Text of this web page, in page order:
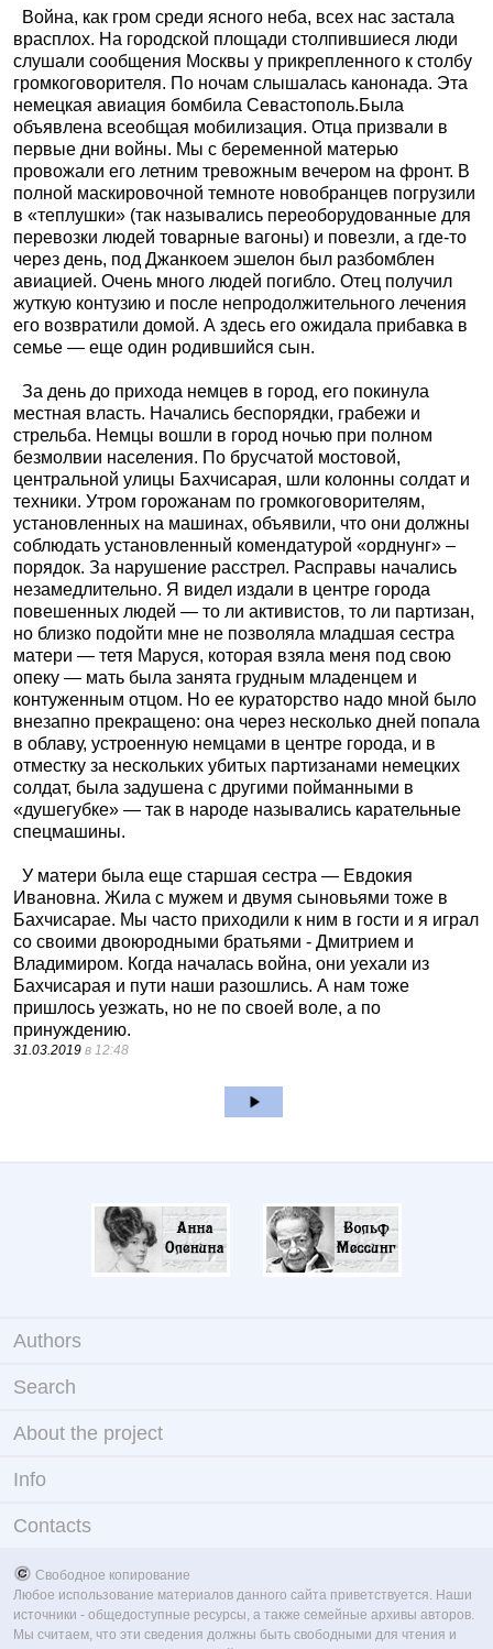
Война, как гром среди ясного неба, всех нас застала
врасплох. На городской площади столпившиеся люди
слушали сообщения Москвы у прикрепленного к столбу
громкоговорителя. По ночам слышалась канонада. Эта
немецкая авиация бомбила Севастополь.Была
объявлена всеобщая мобилизация. Отца призвали в
первые дни войны. Мы с беременной матерью
провожали его летним тревожным вечером на фронт. В
полной маскировочной темноте новобранцев погрузили
в «теплушки» (так назывались переоборудованные для
перевозки людей товарные вагоны) и повезли, а где-то
через день, под Джанкоем эшелон был разбомблен
авиацией. Очень много людей погибло. Отец получил
жуткую контузию и после непродолжительного лечения
его возвратили домой. А здесь его ожидала прибавка в
семье — еще один родившийся сын.
За день до прихода немцев в город, его покинула
местная власть. Начались беспорядки, грабежи и
стрельба. Немцы вошли в город ночью при полном
безмолвии населения. По брусчатой мостовой,
центральной улицы Бахчисарая, шли колонны солдат и
техники. Утром горожанам по громкоговорителям,
установленных на машинах, объявили, что они должны
соблюдать установленный комендатурой «орднунг» –
порядок. За нарушение расстрел. Расправы начались
незамедлительно. Я видел издали в центре города
повешенных людей — то ли активистов, то ли партизан,
но близко подойти мне не позволяла младшая сестра
матери — тетя Маруся, которая взяла меня под свою
опеку — мать была занята грудным младенцем и
контуженным отцом. Но ее кураторство надо мной было
внезапно прекращено: она через несколько дней попала
в облаву, устроенную немцами в центре города, и в
отместку за нескольких убитых партизанами немецких
солдат, была задушена с другими пойманными в
«душегубке» — так в народе назывались карательные
спецмашины.
У матери была еще старшая сестра — Евдокия
Ивановна. Жила с мужем и двумя сыновьями тоже в
Бахчисарае. Мы часто приходили к ним в гости и я играл
со своими двоюродными братьями - Дмитрием и
Владимиром. Когда началась война, они уехали из
Бахчисарая и пути наши разошлись. А нам тоже
пришлось уезжать, но не по своей воле, а по
принуждению.
31.03.2019 в 12:48
Authors
Search
About the project
Info
Contacts
Свободное копирование
Любое использование материалов данного сайта приветствуется. Наши
источники - общедоступные ресурсы, а также семейные архивы авторов.
Мы считаем, что эти сведения должны быть свободными для чтения и